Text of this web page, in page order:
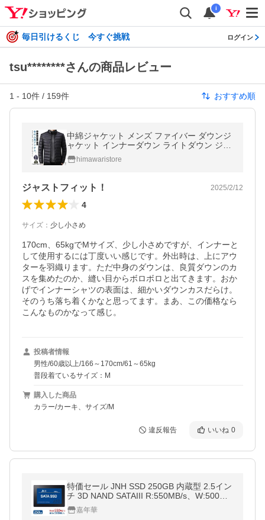
i
毎日引けるくじ 今すぐ挑戦 ログイン
tsu********さんの商品レビュー
1 - 10件 / 159件 おすすめ順
中綿ジャケット メンズ ファイバー ダウンジ
ャケット インナーダウン ライトダウン ジャ
ケット スタンドカラー 立て襟 細身 軽量 薄
手 防寒 保温
himawaristore
ジャストフィット！ 2025/2/12
4
サイズ ： 少し小さめ
170cm、65kgでMサイズ、少し小さめですが、インナーと
して使用するには丁度いい感じです。外出時は、上にアウ
ターを羽織ります。ただ中身のダウンは、良質ダウンのカ
スを集めたのか、縫い目からボロボロと出てきます。おか
げでインナーシャツの表面は、細かいダウンカスだらけ。
そのうち落ち着くかなと思ってます。まあ、この価格なら
こんなものかなって感じ。
投稿者情報
男性/60歳以上/166～170cm/61～65kg
普段着ているサイズ：M
購入した商品
カラー/カーキ、サイズ/M
違反報告 いいね 0
特価セール JNH SSD 250GB 内蔵型 2.5イン
チ 3D NAND SATAIII R:550MB/s、W:500M
B/s 堅牢・軽量なアルミ製筐体 国内正規品・
3年保証・翌日配達
嘉年華